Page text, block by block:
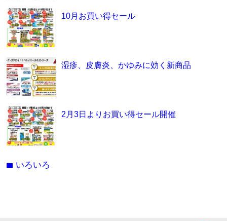
10月お買い得セール
湿疹、皮膚炎、かゆみに効く新商品
2月3日よりお買い得セール開催
folder いろいろ